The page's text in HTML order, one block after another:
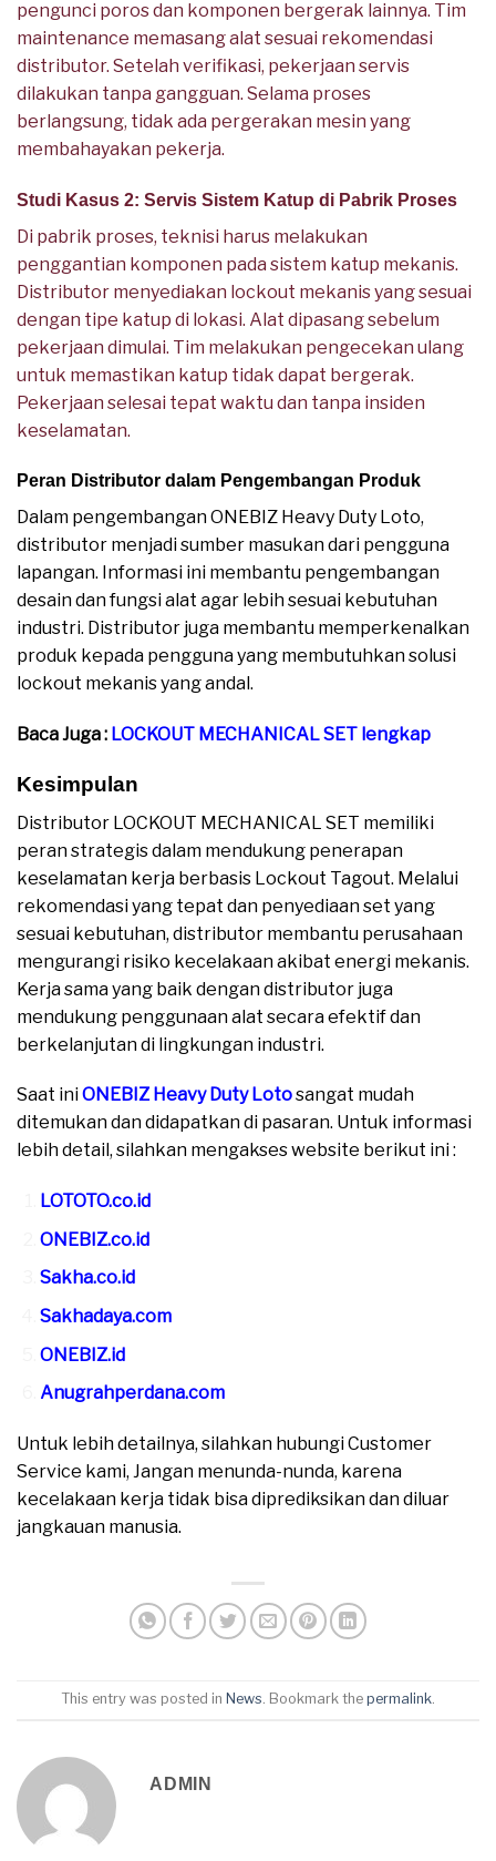
pengunci poros dan komponen bergerak lainnya. Tim
maintenance memasang alat sesuai rekomendasi
distributor. Setelah verifikasi, pekerjaan servis
dilakukan tanpa gangguan. Selama proses
berlangsung, tidak ada pergerakan mesin yang
membahayakan pekerja.
Studi Kasus 2: Servis Sistem Katup di Pabrik Proses
Di pabrik proses, teknisi harus melakukan
penggantian komponen pada sistem katup mekanis.
Distributor menyediakan lockout mekanis yang sesuai
dengan tipe katup di lokasi. Alat dipasang sebelum
pekerjaan dimulai. Tim melakukan pengecekan ulang
untuk memastikan katup tidak dapat bergerak.
Pekerjaan selesai tepat waktu dan tanpa insiden
keselamatan.
Peran Distributor dalam Pengembangan Produk
Dalam pengembangan ONEBIZ Heavy Duty Loto,
distributor menjadi sumber masukan dari pengguna
lapangan. Informasi ini membantu pengembangan
desain dan fungsi alat agar lebih sesuai kebutuhan
industri. Distributor juga membantu memperkenalkan
produk kepada pengguna yang membutuhkan solusi
lockout mekanis yang andal.
Baca Juga : LOCKOUT MECHANICAL SET lengkap
Kesimpulan
Distributor LOCKOUT MECHANICAL SET memiliki
peran strategis dalam mendukung penerapan
keselamatan kerja berbasis Lockout Tagout. Melalui
rekomendasi yang tepat dan penyediaan set yang
sesuai kebutuhan, distributor membantu perusahaan
mengurangi risiko kecelakaan akibat energi mekanis.
Kerja sama yang baik dengan distributor juga
mendukung penggunaan alat secara efektif dan
berkelanjutan di lingkungan industri.
Saat iniONEBIZ Heavy Duty Lotosangat mudah
ditemukan dan didapatkan di pasaran. Untuk informasi
lebih detail, silahkan mengakses website berikut ini :
LOTOTO.co.id
ONEBIZ.co.id
Sakha.co.id
Sakhadaya.com
ONEBIZ.id
Anugrahperdana.com
Untuk lebih detailnya, silahkan hubungi Customer
Service kami, Jangan menunda-nunda, karena
kecelakaan kerja tidak bisa diprediksikan dan diluar
jangkauan manusia.
This entry was posted in News. Bookmark the permalink.
ADMIN